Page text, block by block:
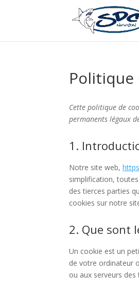
Politique
Cette politique de
permanents légaux
1.
Notre site web,
simplification,
des tierces parties
cookies sur notre
2. Que sont
Un cookie est un
de votre ordinateur
ou aux serveurs des